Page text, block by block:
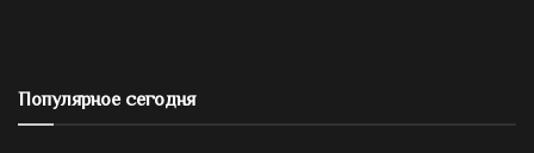
Популярное сегодня